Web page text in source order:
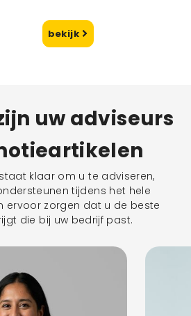
bekijk
uw adviseurs
klaar om u te adviseren,
tijdens het hele
ervoor zorgen dat u de beste
die bij uw bedrijf past.